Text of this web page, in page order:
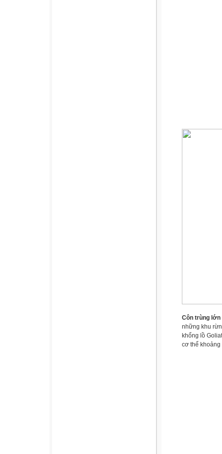
Côn trùng lớn
những khu
khổng lồ
cơ thể